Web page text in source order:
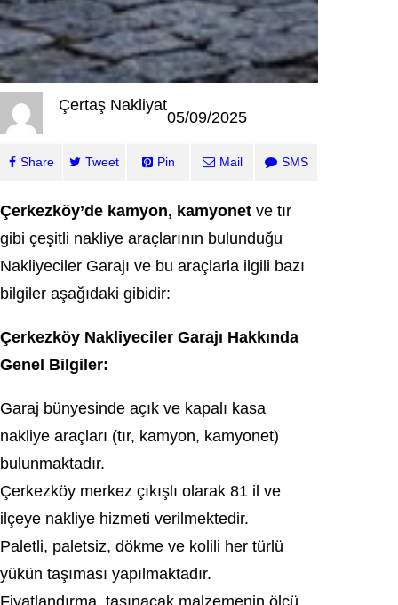
Çertaş Nakliyat
05/09/2025
Share Tweet Pin Mail SMS
Çerkezköy’de kamyon, kamyonet ve tır
gibi çeşitli nakliye araçlarının bulunduğu
Nakliyeciler Garajı ve bu araçlarla ilgili bazı
bilgiler aşağıdaki gibidir:
Çerkezköy Nakliyeciler Garajı Hakkında
Genel Bilgiler:
Garaj bünyesinde açık ve kapalı kasa
nakliye araçları (tır, kamyon, kamyonet)
bulunmaktadır.
Çerkezköy merkez çıkışlı olarak 81 il ve
ilçeye nakliye hizmeti verilmektedir.
Paletli, paletsiz, dökme ve kolili her türlü
yükün taşıması yapılmaktadır.
Fiyatlandırma, taşınacak malzemenin ölçü